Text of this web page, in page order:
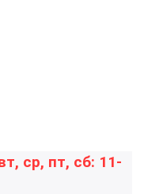
ср, пт, сб: 11-